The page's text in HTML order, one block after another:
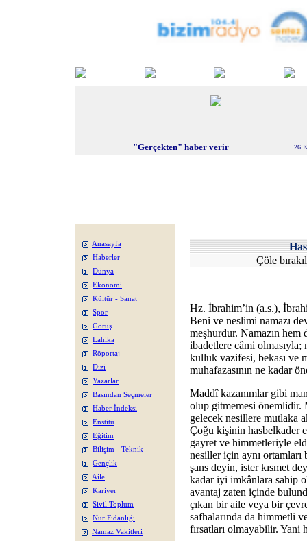
"Gerçekten" haber verir 26
Anasayfa
Haberler
Dünya
Ekonomi
Kültür - Sanat
Spor
Görüş
Lahika
Röportaj
Dizi
Yazarlar
Basından Seçmeler
Haber İndeksi
Enstitü
Eğitim
Bilişim - Teknik
Gençlik
Aile
Kariyer
Sivil Toplum
Nur Fidanlığı
Namaz Vakitleri
Çöle
Hz. İbrahim’in (a.s.),
Beni ve neslimi namazı
meşhurdur. Namazın hem
ibadetlere câmi
kulluk vazifesi, bekası ve
muhafazasının ne kadar
Maddî kazanımlar gibi
olup gitmemesi önemlidir.
gelecek nesillere mutlaka
Çoğu kişinin hasbelkader
gayret ve himmetleriyle
nesiller için aynı
şans deyin, ister kısmet
kadar iyi imkânlara sahip
avantaj zaten içinde
çıkan bir aile veya bir
safhalarında da himmetli
fırsatları olmayabilir. Yani